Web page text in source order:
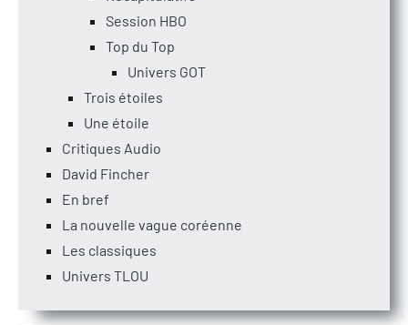
Session HBO
Top du Top
Univers GOT
Trois étoiles
Une étoile
Critiques Audio
David Fincher
En bref
La nouvelle vague coréenne
Les classiques
Univers TLOU